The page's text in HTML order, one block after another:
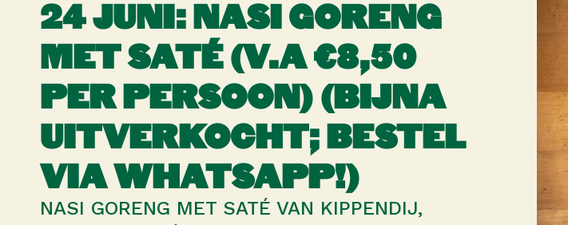
24 JUNI: NASI GORENG
MET SATÉ (V.A €8,50
PER PERSOON) (BIJNA
UITVERKOCHT; BESTEL
VIA WHATSAPP!)
NASI GORENG MET SATÉ VAN KIPPENDIJ,